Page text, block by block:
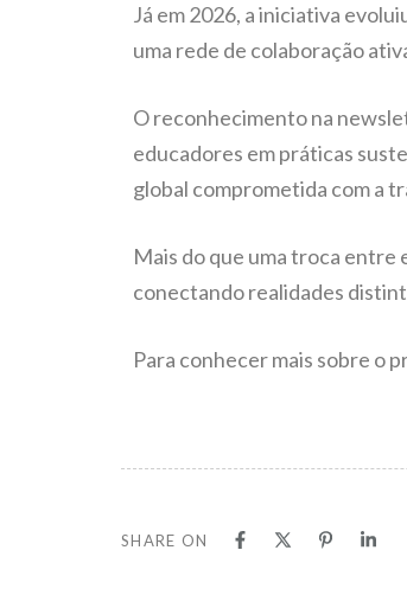
Já em 2026, a iniciativa
uma rede de colaboração
O reconhecimento na
educadores em práticas
global comprometida com a
Mais do que uma troca entre
conectando realidades
Para conhecer mais sobre o
SHARE ON